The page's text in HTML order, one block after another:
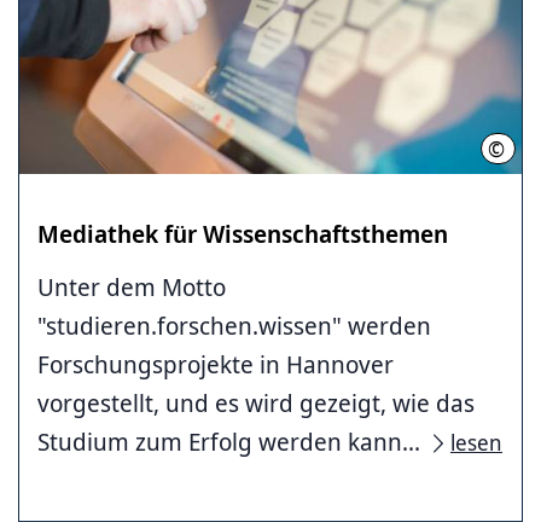
©
Mediathek für Wissenschaftsthemen
Unter dem Motto
"studieren.forschen.wissen" werden
Forschungsprojekte in Hannover
vorgestellt, und es wird gezeigt, wie das
Studium zum Erfolg werden kann...
lesen